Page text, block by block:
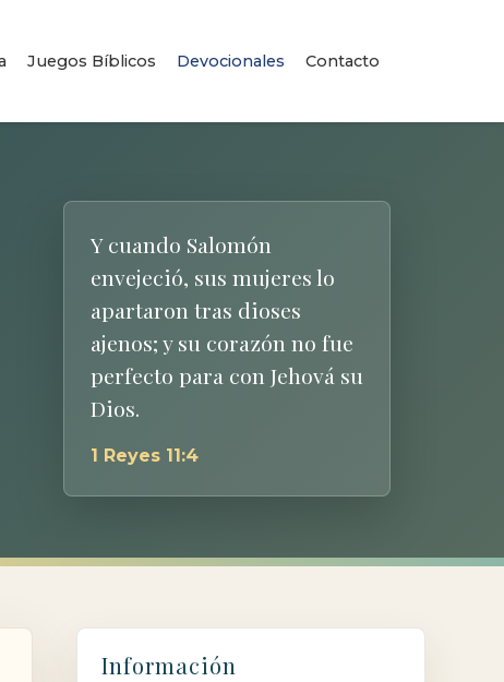
Juegos Bíblicos Devocionales Contacto
Y cuando Salomón
envejeció, sus mujeres lo
apartaron tras dioses
ajenos; y su corazón no fue
perfecto para con Jehová su
Dios.
1 Reyes 11:4
Información